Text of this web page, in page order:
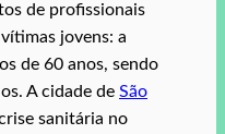
de profissionais
jovens: a
de 60 anos, sendo
A cidade de São
sanitária no